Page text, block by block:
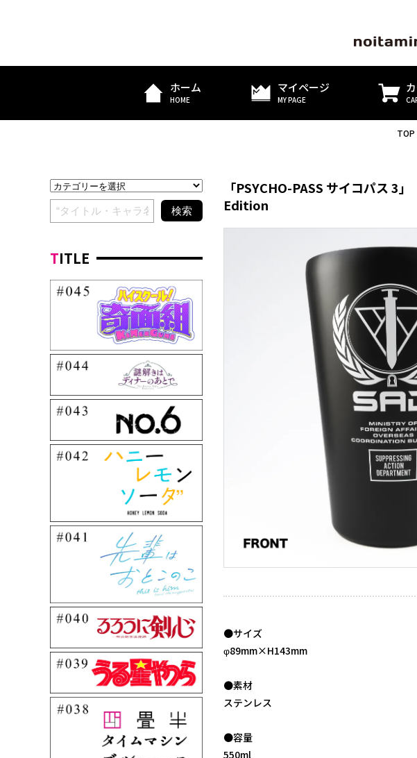
ホーム
HOME
マイページ
MY PAGE
TOP
「PSYCHO-PASS サイコパス
Edition
●サイズ
φ89mm×H143mm
●素材
ステンレス
●容量
550ml
TITLE